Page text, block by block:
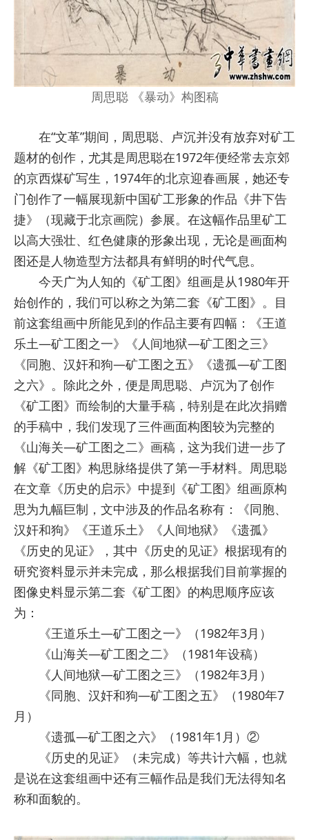
周思聪 《暴动》构图稿
在“文革”期间，周思聪、卢沉并没有放弃对矿工
题材的创作，尤其是周思聪在1972年便经常去京郊
的京西煤矿写生，1974年的北京迎春画展，她还专
门创作了一幅展现新中国矿工形象的作品《井下告
捷》（现藏于北京画院）参展。在这幅作品里矿工
以高大强壮、红色健康的形象出现，无论是画面构
图还是人物造型方法都具有鲜明的时代气息。
今天广为人知的《矿工图》组画是从1980年开
始创作的，我们可以称之为第二套《矿工图》。目
前这套组画中所能见到的作品主要有四幅：《王道
乐土—矿工图之一》《人间地狱—矿工图之三》
《同胞、汉奸和狗—矿工图之五》《遗孤—矿工图
之六》。除此之外，便是周思聪、卢沉为了创作
《矿工图》而绘制的大量手稿，特别是在此次捐赠
的手稿中，我们发现了三件画面构图较为完整的
《山海关—矿工图之二》画稿，这为我们进一步了
解《矿工图》构思脉络提供了第一手材料。周思聪
在文章《历史的启示》中提到《矿工图》组画原构
思为九幅巨制，文中涉及的作品名称有：《同胞、
汉奸和狗》《王道乐土》《人间地狱》《遗孤》
《历史的见证》，其中《历史的见证》根据现有的
研究资料显示并未完成，那么根据我们目前掌握的
图像史料显示第二套《矿工图》的构思顺序应该
为：
《王道乐土—矿工图之一》（1982年3月）
《山海关—矿工图之二》（1981年设稿）
《人间地狱—矿工图之三》（1982年3月）
《同胞、汉奸和狗—矿工图之五》（1980年7
月）
《遗孤—矿工图之六》（1981年1月）②
《历史的见证》（未完成）等共计六幅，也就
是说在这套组画中还有三幅作品是我们无法得知名
称和面貌的。